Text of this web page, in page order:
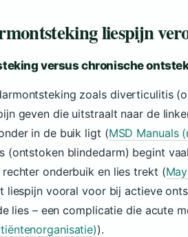
liespijn
versus chronische
zoals diverticulitis
geven die uitstraalt naar de
in de buik ligt (MSD Manuals
(ontstoken blindedarm) begint
rechter onderbuik en lies trekt (
liespijn vooral voor bij actieve
lies – een complicatie die acute
).